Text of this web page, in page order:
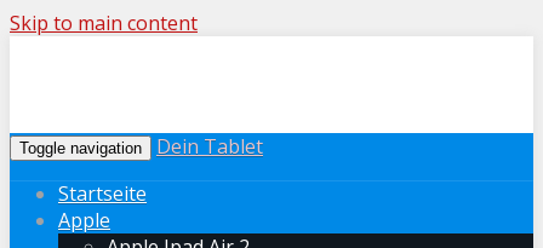
Skip to main content
Toggle navigation
Dein Tablet
Startseite
Apple